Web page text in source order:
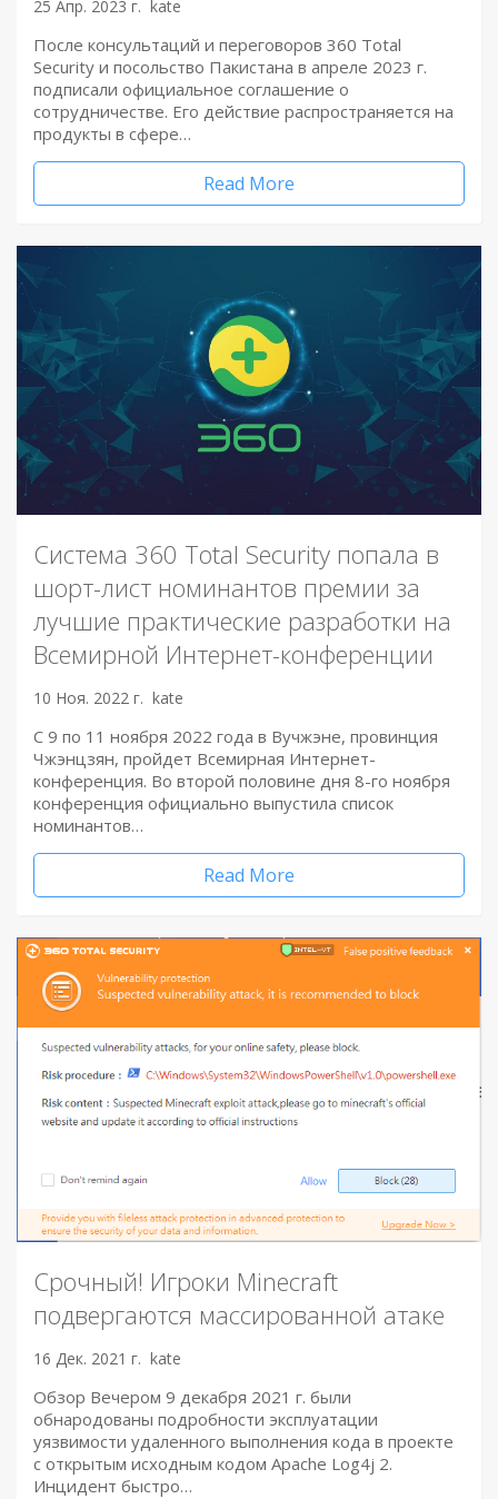
25 Апр. 2023 г. kate
После консультаций и переговоров 360 Total
Security и посольство Пакистана в апреле 2023 г.
подписали официальное соглашение о
сотрудничестве. Его действие распространяется на
продукты в сфере…
Read More
Система 360 Total Security попала в
шорт-лист номинантов премии за
лучшие практические разработки на
Всемирной Интернет-конференции
10 Ноя. 2022 г. kate
С 9 по 11 ноября 2022 года в Вучжэне, провинция
Чжэнцзян, пройдет Всемирная Интернет-
конференция. Во второй половине дня 8-го ноября
конференция официально выпустила список
номинантов…
Read More
Срочный! Игроки Minecraft
подвергаются массированной атаке
16 Дек. 2021 г. kate
Обзор Вечером 9 декабря 2021 г. были
обнародованы подробности эксплуатации
уязвимости удаленного выполнения кода в проекте
с открытым исходным кодом Apache Log4j 2.
Инцидент быстро…